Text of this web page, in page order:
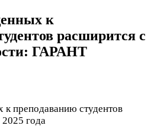
к
расширится с
ГАРАНТ